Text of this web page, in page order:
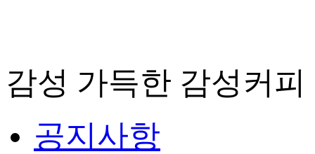
감성 가득한 감성커피
공지사항